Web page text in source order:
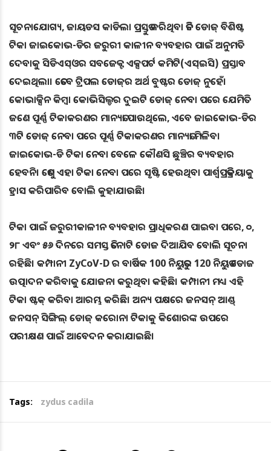
ସୂଚନାଯୋଗ୍ୟ, ଜାୟଡସ କାଡିଲା ପ୍ରସ୍ତୁତ କରିଥିବା ତିନି ଡୋଜ୍‌ ବିଶିଷ୍ଟ
ଟିକା ଜାଇକୋଭ-ଡିର ଜରୁରୀ କାଳୀନ ବ୍ୟବହାର ପାଇଁ ଅନୁମତି
ଦେବାକୁ ସିଡିଏସ୍‌ଓର ସବଜେକ୍ଟ ଏକ୍ସପର୍ଟ କମିଟି(ଏସ୍‌ଇସି) ପ୍ରସ୍ତାବ
ଦେଇଥିଲା। ତେବେ ଟ୍ରିପଲ ଡୋଜ୍‌ର ଅର୍ଥ ବୁଷ୍ଟର ଡୋଜ୍‌ ନୁହେଁ।
କୋଭାକ୍ସିନ କିମ୍ବା କୋଭିସିଲ୍ଡର ଦୁଇଟି ଡୋଜ୍‌ ନେବା ପରେ ଯେମିତି
ଜଣେ ପୂର୍ଣ୍ଣ ଟିକାକରଣର ମାନ୍ୟତା ପାଉଥିଲେ, ଏବେ ଜାଇକୋଭ-ଡିର
୩ଟି ଡୋଜ୍‌ ନେବା ପରେ ପୂର୍ଣ୍ଣ ଟିକାକରଣର ମାନ୍ୟତା ମିଳିବ।
ଜାଇକୋଭ-ଡି ଟିକା ନେବା ବେଳେ କୌଣସି ଛୁଞ୍ଚିର ବ୍ୟବହାର
ହେବନି। ତେଣୁ ଏହା ଟିକା ନେବା ପରେ ସୃଷ୍ଟି ହେଉଥିବା ପାର୍ଶ୍ୱପ୍ରତିକ୍ରିୟାକୁ
ହ୍ରାସ କରିପାରିବ ବୋଲି କୁହାଯାଉଛି।
ଟିକା ପାଇଁ ଜରୁରୀକାଳୀନ ବ୍ୟବହାର ପ୍ରାଧିକରଣ ପାଇବା ପରେ, ୦,
୨୮ ଏବଂ ୫୬ ଦିନରେ ସମସ୍ତ ତିନୋଟି ଡୋଜ ଦିଆଯିବ ବୋଲି ସୂଚନା
ରହିଛି। କମ୍ପାନୀ ZyCoV-D ର ବାର୍ଷିକ 100 ନିୟୁତରୁ 120 ନିୟୁତ ଡୋଜ
ଉତ୍ପାଦନ କରିବାକୁ ଯୋଜନା କରୁଥିବା କହିଛି। କମ୍ପାନୀ ମଧ୍ୟ ଏହି
ଟିକା ଷ୍ଟକ୍ କରିବା ଆରମ୍ଭ କରିଛି। ଅନ୍ୟ ପକ୍ଷରେ ଜନସନ୍‌ ଆଣ୍ଡ୍
ଜନସନ୍‌ ସିଙ୍ଗିଲ୍ ଡୋଜ୍ କରୋନା ଟିକାକୁ କିଶୋରଙ୍କ ଉପରେ
ପରୀକ୍ଷଣ ପାଇଁ ଆବେଦନ କରାଯାଇଛି।
Tags: zydus cadila